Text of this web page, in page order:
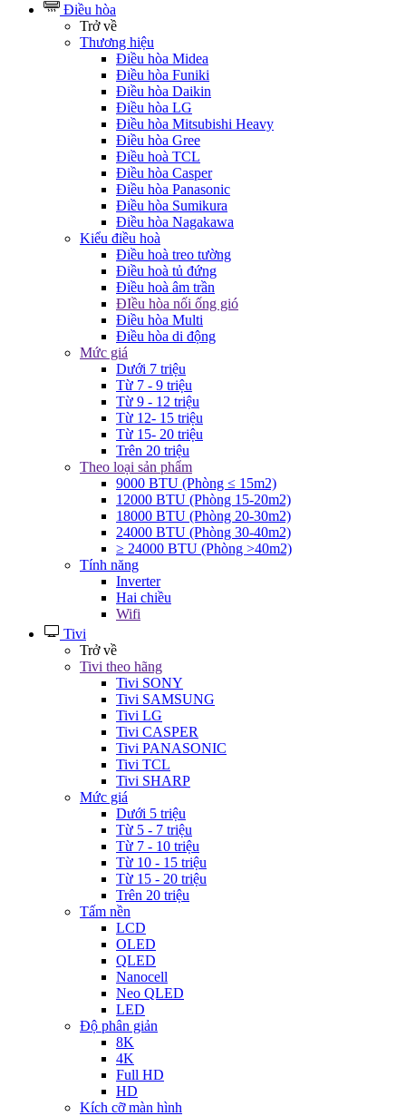
Điều hòa
Trở về
Thương hiệu
Điều hòa Midea
Điều hòa Funiki
Điều hòa Daikin
Điều hòa LG
Điều hòa Mitsubishi Heavy
Điều hòa Gree
Điều hoà TCL
Điều hòa Casper
Điều hòa Panasonic
Điều hòa Sumikura
Điều hòa Nagakawa
Kiểu điều hoà
Điều hoà treo tường
Điều hoà tủ đứng
Điều hoà âm trần
ĐIều hòa nối ống gió
Điều hòa Multi
Điều hòa di động
Mức giá
Dưới 7 triệu
Từ 7 - 9 triệu
Từ 9 - 12 triệu
Từ 12- 15 triệu
Từ 15- 20 triệu
Trên 20 triệu
Theo loại sản phẩm
9000 BTU (Phòng ≤ 15m2)
12000 BTU (Phòng 15-20m2)
18000 BTU (Phòng 20-30m2)
24000 BTU (Phòng 30-40m2)
≥ 24000 BTU (Phòng >40m2)
Tính năng
Inverter
Hai chiều
Wifi
Tivi
Trở về
Tivi theo hãng
Tivi SONY
Tivi SAMSUNG
Tivi LG
Tivi CASPER
Tivi PANASONIC
Tivi TCL
Tivi SHARP
Mức giá
Dưới 5 triệu
Từ 5 - 7 triệu
Từ 7 - 10 triệu
Từ 10 - 15 triệu
Từ 15 - 20 triệu
Trên 20 triệu
Tấm nền
LCD
OLED
QLED
Nanocell
Neo QLED
LED
Độ phân giản
8K
4K
Full HD
HD
Kích cỡ màn hình